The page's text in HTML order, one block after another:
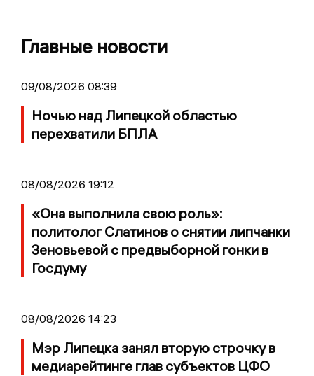
Главные новости
09/08/2026 08:39
Ночью над Липецкой областью
перехватили БПЛА
08/08/2026 19:12
«Она выполнила свою роль»:
политолог Слатинов о снятии липчанки
Зеновьевой с предвыборной гонки в
Госдуму
08/08/2026 14:23
Мэр Липецка занял вторую строчку в
медиарейтинге глав субъектов ЦФО